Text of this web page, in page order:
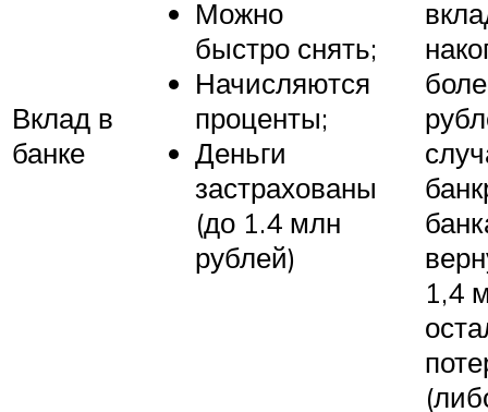
Вклад в
банке
Можно
быстро снять;
Начисляются
проценты;
Деньги
застрахованы
(до 1.4 млн
рублей)
1,4